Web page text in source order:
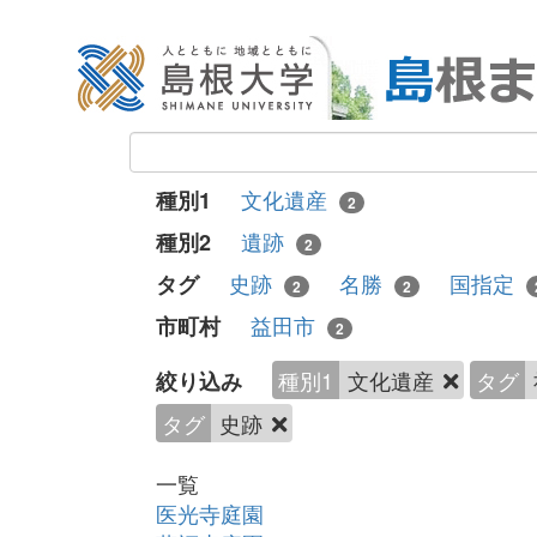
種別1 文化遺産 2
種別2 遺跡 2
タグ 史跡 2 名勝 2 国指定
市町村 益田市 2
絞り込み 種別1 文化遺産 タグ
タグ 史跡
一覧
医光寺庭園